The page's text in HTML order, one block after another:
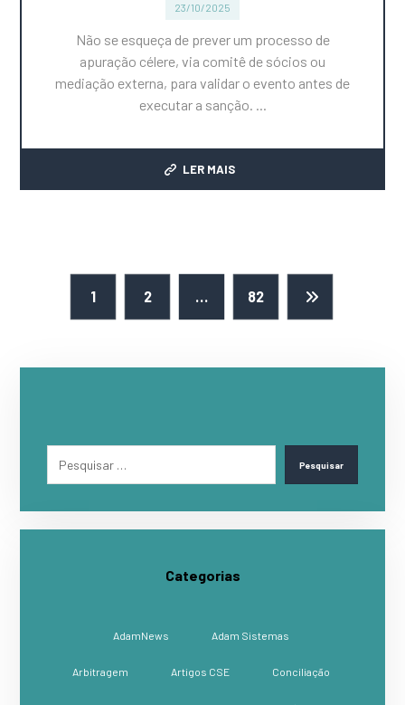
23/10/2025
Não se esqueça de prever um processo de
apuração célere, via comitê de sócios ou
mediação externa, para validar o evento antes de
executar a sanção. ...
LER MAIS
1 2 … 82
Pesquisar
Categorias
AdamNews Adam Sistemas
Arbitragem Artigos CSE Conciliação